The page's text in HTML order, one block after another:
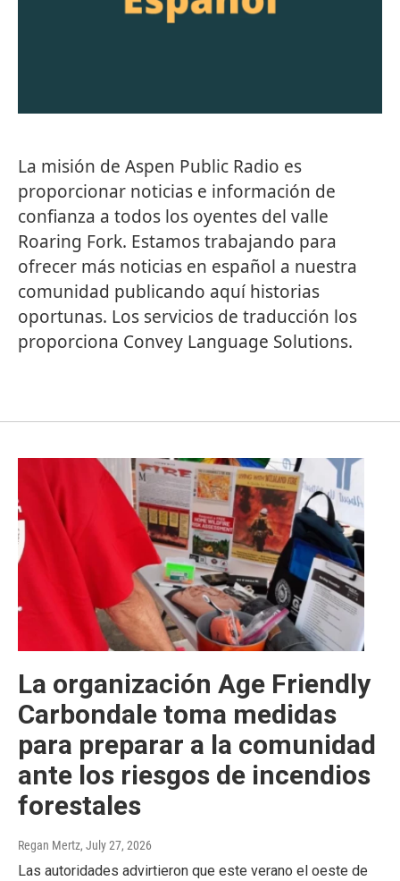
La misión de Aspen Public Radio es
proporcionar noticias e información de
confianza a todos los oyentes del valle
Roaring Fork. Estamos trabajando para
ofrecer más noticias en español a nuestra
comunidad publicando aquí historias
oportunas. Los servicios de traducción los
proporciona Convey Language Solutions.
La organización Age Friendly
Carbondale toma medidas
para preparar a la comunidad
ante los riesgos de incendios
forestales
Regan Mertz, July 27, 2026
Las autoridades advirtieron que este verano el oeste de